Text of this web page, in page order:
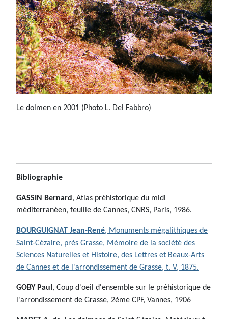
Le dolmen en 2001 (Photo L. Del Fabbro)
Bibliographie
GASSIN Bernard , Atlas préhistorique du midi
méditerranéen, feuille de Cannes, CNRS, Paris, 1986.
BOURGUIGNAT Jean-René, Monuments mégalithiques de
Saint-Cézaire, près Grasse, Mémoire de la société des
Sciences Naturelles et Histoire, des Lettres et Beaux-Arts
de Cannes et de l'arrondissement de Grasse, t. V, 1875.
GOBY Paul , Coup d'oeil d'ensemble sur le préhistorique de
l'arrondissement de Grasse, 2ème CPF, Vannes, 1906